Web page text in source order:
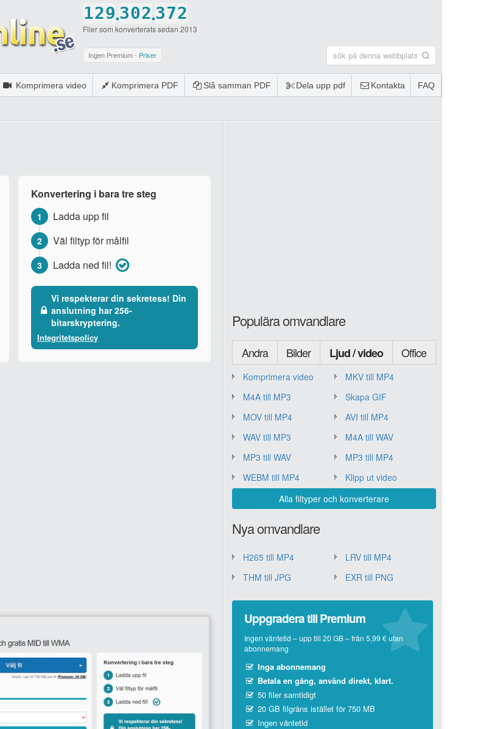
1
2
3
4
5
6
0
2
3
4
5
6
7
9
0
.3
4
5
6
7
8
0
1
2
3
4
5
9
2
3
4
5
6
7
.3
4
5
6
7
8
7
8
0
2
3
5
6
7
Filer som konverterats sedan 2013
Ingen Premium - Priser
Komprimera video Komprimera PDF Slå samman PDF Dela upp pdf Kontakta FAQ
Konvertering i bara tre steg
1 Ladda upp fil
2 Väl filtyp för målfil
3 Ladda ned fil!
Vi respekterar din sekretess! Din
anslutning har 256-
bitarskryptering.
Integritetspolicy
Populära omvandlare
Andra Bilder Ljud / video Office
Komprimera video
MKV till MP4
M4A till MP3
Skapa GIF
MOV till MP4
AVI till MP4
WAV till MP3
M4A till WAV
MP3 till WAV
MP3 till MP4
WEBM till MP4
Klipp ut video
Alla filtyper och konverterare
Nya omvandlare
H265 till MP4
LRV till MP4
THM till JPG
EXR till PNG
Uppgradera till Premium
Ingen väntetid – upp till 20 GB – från 5,99 € utan
abonnemang
Inga abonnemang
Betala en gång, använd direkt, klart.
50 filer samtidigt
20 GB filgräns istället för 750 MB
Ingen väntetid